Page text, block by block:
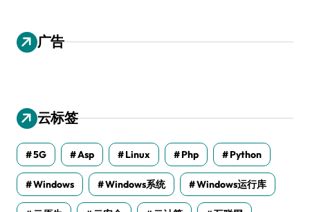
广告
云标签
5G Asp Linux Php Python
Windows Windows系统 Windows运行库